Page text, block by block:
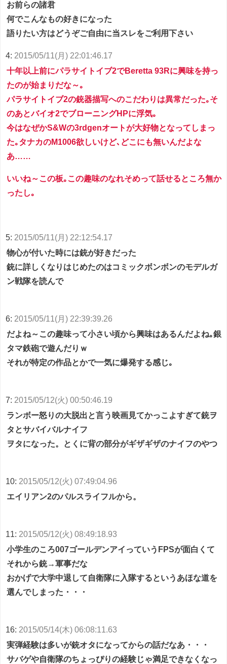
お前らの諸君
何でこんなもの好きになった
語りたい方はどうぞご自由に当スレをご利用下さい
4: 2015/05/11(月) 22:01:46.17
十年以上前にパラサイトイブ2でBeretta 93Rに興味を持っ
たのが始まりだな～｡
パラサイトイブ2の銃器描写へのこだわりは異常だった｡そ
のあとバイオ2でブローニングHPに浮気｡
今はなぜかS&Wの3rdgenオートが大好物となってしまっ
た｡タナカのM1006欲しいけど､どこにも無いんだよな
あ……
いいね～この板｡この趣味のなれそめって話せるところ無か
ったし｡
5: 2015/05/11(月) 22:12:54.17
物心が付いた時には銃が好きだった
銃に詳しくなりはじめたのはコミックボンボンのモデルガ
ン戦隊を読んで
6: 2015/05/11(月) 22:39:39.26
だよね～この趣味って小さい頃から興味はあるんだよね｡銀
タマ鉄砲で遊んだりｗ
それが特定の作品とかで一気に爆発する感じ｡
7: 2015/05/12(火) 00:50:46.19
ランボー怒りの大脱出と言う映画見てかっこよすぎて銃ヲ
タとサバイバルナイフ
ヲタになった。とくに背の部分がギザギザのナイフのやつ
10: 2015/05/12(火) 07:49:04.96
エイリアン2のパルスライフルから。
11: 2015/05/12(火) 08:49:18.93
小学生のころ007ゴールデンアイっていうFPSが面白くて
それから銃→軍事だな
おかげで大学中退して自衛隊に入隊するというあほな道を
選んでしまった・・・
16: 2015/05/14(木) 06:08:11.63
実弾経験は多いが銃オタになってからの話だなあ・・・
サバゲや自衛隊のちょっぴりの経験じゃ満足できなくなっ